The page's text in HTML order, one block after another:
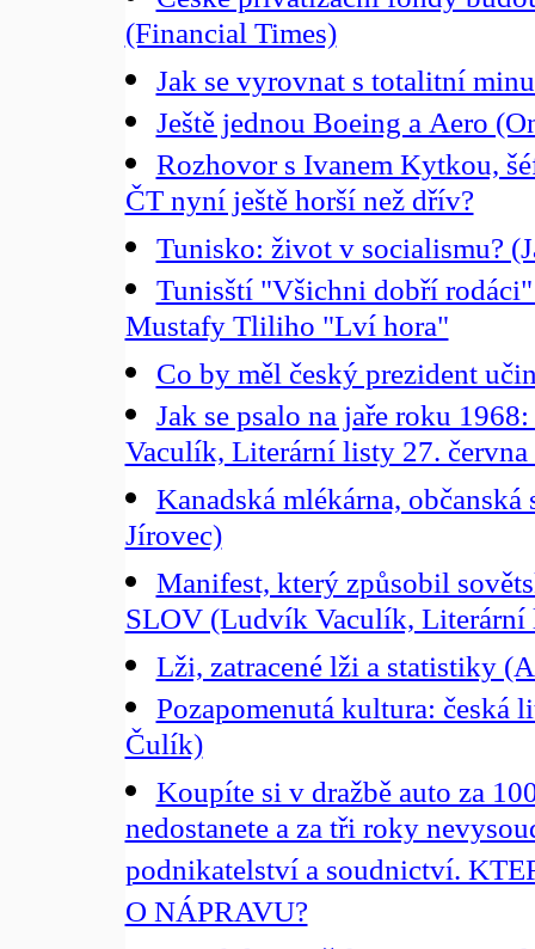
(Financial Times)
Jak se vyrovnat s totalitní
Ještě jednou Boeing a Aero
Rozhovor s Ivanem Kytkou,
ČT nyní ještě horší než dřív?
Tunisko: život v socialismu?
Tunisští "Všichni dobří
Mustafy Tliliho "Lví hora"
Co by měl český prezident
Jak se psalo na jaře roku
Vaculík, Literární listy 27.
Kanadská mlékárna,
Jírovec)
Manifest, který způsobil
SLOV (Ludvík Vaculík, Literární
Lži, zatracené lži a statistiky
Pozapomenutá kultura: česká
Čulík)
Koupíte si v dražbě auto za
nedostanete a za tři roky
podnikatelství a soudnictví.
O NÁPRAVU?